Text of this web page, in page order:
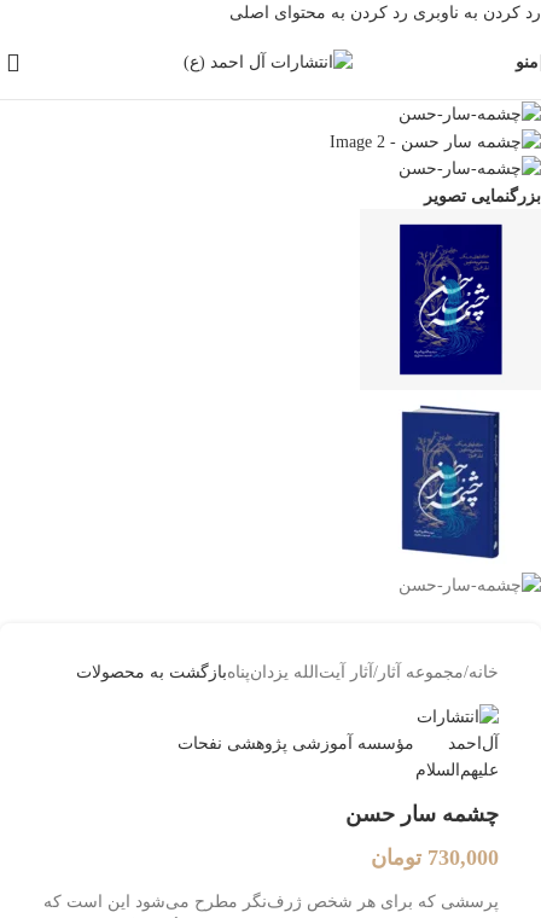
رد کردن به ناوبری رد کردن به محتوای اصلی
منو
بزرگنمایی تصویر
خانه/مجموعه آثار / آثار آیت‌الله یزدان‌پناهبازگشت به محصولات
مؤسسه آموزشی پژوهشی نفحات
چشمه سار حسن
730,000 تومان
پرسشی که برای هر شخص ژرف‌نگر مطرح می‌شود این است که